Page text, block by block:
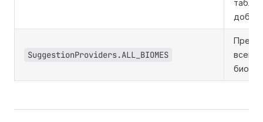
SuggestionProviders.ALL_BIOMES
биомы.